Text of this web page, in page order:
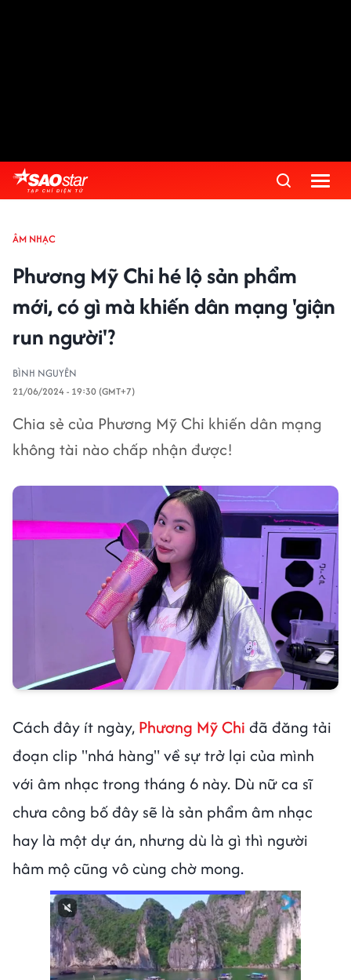
ÂM NHẠC
Phương Mỹ Chi hé lộ sản phẩm
mới, có gì mà khiến dân mạng 'giận
run người'?
BÌNH NGUYÊN
21/06/2024 - 19:30 (GMT+7)
Chia sẻ của Phương Mỹ Chi khiến dân mạng
không tài nào chấp nhận được!
Cách đây ít ngày, Phương Mỹ Chi đã đăng tải
đoạn clip "nhá hàng" về sự trở lại của mình
với âm nhạc trong tháng 6 này. Dù nữ ca sĩ
chưa công bố đây sẽ là sản phẩm âm nhạc
hay là một dự án, nhưng dù là gì thì người
hâm mộ cũng vô cùng chờ mong.